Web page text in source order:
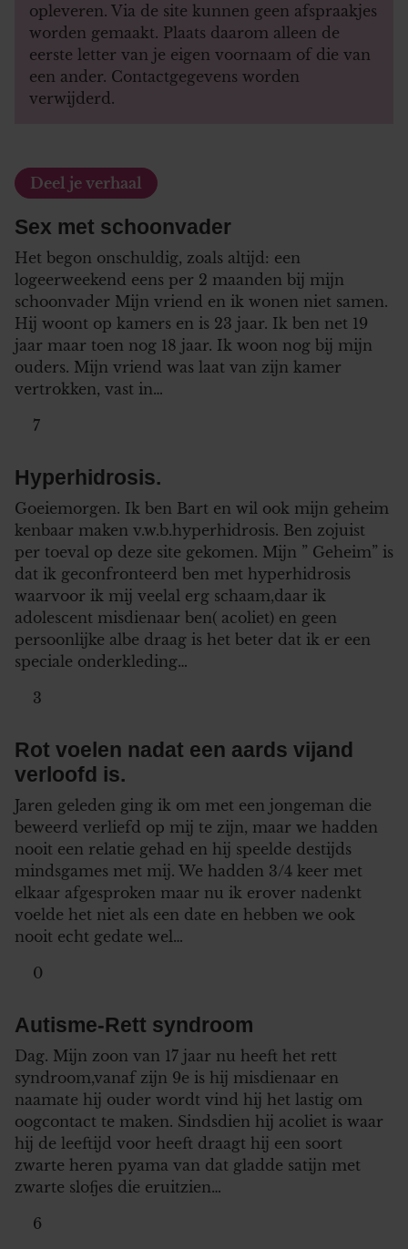
opleveren. Via de site kunnen geen afspraakjes
worden gemaakt. Plaats daarom alleen de
eerste letter van je eigen voornaam of die van
een ander. Contactgegevens worden
verwijderd.
Deel je verhaal
Sex met schoonvader
Het begon onschuldig, zoals altijd: een
logeerweekend eens per 2 maanden bij mijn
schoonvader Mijn vriend en ik wonen niet samen.
Hij woont op kamers en is 23 jaar. Ik ben net 19
jaar maar toen nog 18 jaar. Ik woon nog bij mijn
ouders. Mijn vriend was laat van zijn kamer
vertrokken, vast in…
7
Hyperhidrosis.
Goeiemorgen. Ik ben Bart en wil ook mijn geheim
kenbaar maken v.w.b.hyperhidrosis. Ben zojuist
per toeval op deze site gekomen. Mijn ” Geheim” is
dat ik geconfronteerd ben met hyperhidrosis
waarvoor ik mij veelal erg schaam,daar ik
adolescent misdienaar ben( acoliet) en geen
persoonlijke albe draag is het beter dat ik er een
speciale onderkleding…
3
Rot voelen nadat een aards vijand
verloofd is.
Jaren geleden ging ik om met een jongeman die
beweerd verliefd op mij te zijn, maar we hadden
nooit een relatie gehad en hij speelde destijds
mindsgames met mij. We hadden 3/4 keer met
elkaar afgesproken maar nu ik erover nadenkt
voelde het niet als een date en hebben we ook
nooit echt gedate wel…
0
Autisme-Rett syndroom
Dag. Mijn zoon van 17 jaar nu heeft het rett
syndroom,vanaf zijn 9e is hij misdienaar en
naamate hij ouder wordt vind hij het lastig om
oogcontact te maken. Sindsdien hij acoliet is waar
hij de leeftijd voor heeft draagt hij een soort
zwarte heren pyama van dat gladde satijn met
zwarte slofjes die eruitzien…
6